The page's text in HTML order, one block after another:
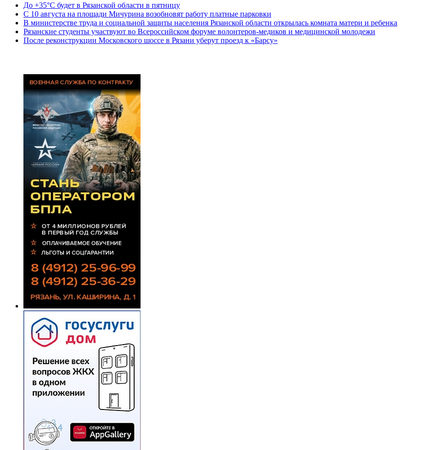
До +35°С будет в Рязанской области в пятницу
С 10 августа на площади Мичурина возобновят работу платные парковки
В министерстве труда и социальной защиты населения Рязанской области открылась комната матери и ребенка
Рязанские студенты участвуют во Всероссийском форуме волонтеров-медиков и медицинской молодежи
После реконструкции Московского шоссе в Рязани уберут проезд к «Барсу»